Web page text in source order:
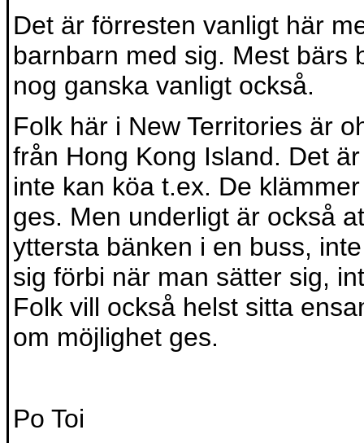
Det är förresten vanligt här
barnbarn med sig. Mest bärs
nog ganska vanligt också.
Folk här i New Territories är
från Hong Kong Island. Det
inte kan köa t.ex. De
ges. Men underligt är också
yttersta bänken i en buss,
sig förbi när man sätter sig,
Folk vill också helst sitta
om möjlighet ges.
Po Toi